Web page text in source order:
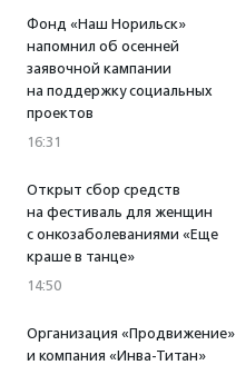
Фонд «Наш Норильск»
напомнил об осенней
заявочной кампании
на поддержку социальных
проектов
16:31
Открыт сбор средств
на фестиваль для женщин
с онкозаболеваниями «Еще
краше в танце»
14:50
Организация «Продвижение»
и компания «Инва-Титан»